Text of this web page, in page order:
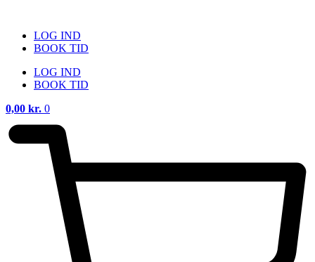
indholdLOG IND
BOOK TID
LOG IND
BOOK TID
0,00 kr. 0